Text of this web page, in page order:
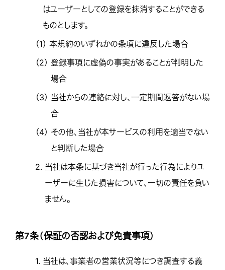
はユーザーとしての登録を抹消することができる
ものとします。
（1） 本規約のいずれかの条項に違反した場合
（2） 登録事項に虚偽の事実があることが判明した
場合
（3） 当社からの連絡に対し、一定期間返答がない場
合
（4） その他、当社が本サービスの利用を適当でない
と判断した場合
2. 当社は本条に基づき当社が行った行為によりユ
ーザーに生じた損害について、一切の責任を負い
ません。
第7条（保証の否認および免責事項）
1. 当社は、事業者の営業状況等につき調査する義